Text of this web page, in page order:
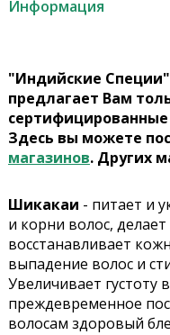
Информация
"Индийские
предлагает Вам
Здесь вы можете
магазинов. Других
Шикакаи - питает и
и корни волос,
восстанавливает
выпадение волос и
Увеличивает густоту
преждевременное
волосам здоровый